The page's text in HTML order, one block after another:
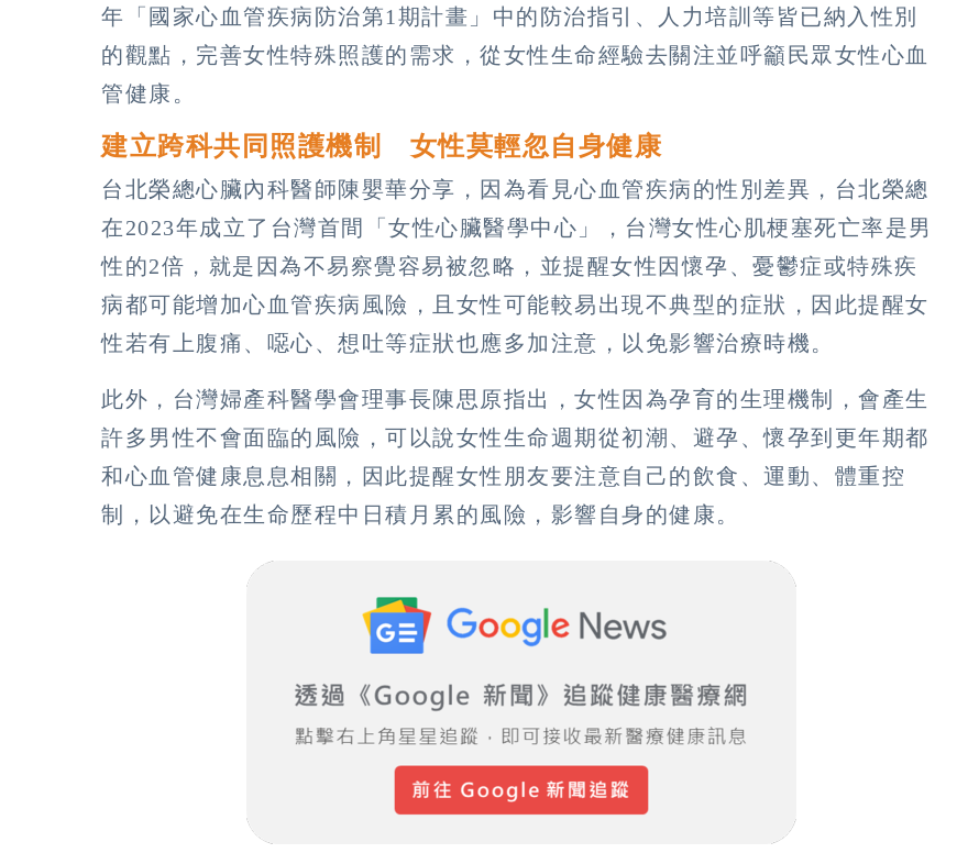
年「國家心血管疾病防治第1期計畫」中的防治指引、人力培訓等皆已納入性別
的觀點，完善女性特殊照護的需求，從女性生命經驗去關注並呼籲民眾女性心血
管健康。
建立跨科共同照護機制 女性莫輕忽自身健康
台北榮總心臟內科醫師陳嬰華分享，因為看見心血管疾病的性別差異，台北榮總
在2023年成立了台灣首間「女性心臟醫學中心」，台灣女性心肌梗塞死亡率是男
性的2倍，就是因為不易察覺容易被忽略，並提醒女性因懷孕、憂鬱症或特殊疾
病都可能增加心血管疾病風險，且女性可能較易出現不典型的症狀，因此提醒女
性若有上腹痛、噁心、想吐等症狀也應多加注意，以免影響治療時機。
此外，台灣婦產科醫學會理事長陳思原指出，女性因為孕育的生理機制，會產生
許多男性不會面臨的風險，可以說女性生命週期從初潮、避孕、懷孕到更年期都
和心血管健康息息相關，因此提醒女性朋友要注意自己的飲食、運動、體重控
制，以避免在生命歷程中日積月累的風險，影響自身的健康。